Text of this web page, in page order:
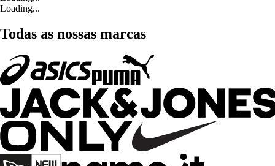
Loading...
Todas as nossas marcas